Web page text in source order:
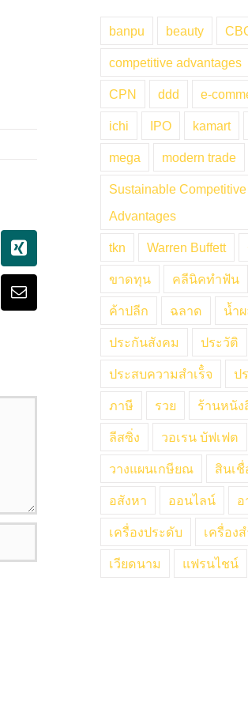
Xing
Email
banpu beauty
competitive advantages
CPN ddd e-
ichi IPO kamart
mega modern trade
Sustainable Competitive
Advantages
tkn Warren Buffett
ขาดทุน คลีนิคทำฟัน
ค้าปลีก ฉลาด น้ำ
ประกันสังคม ประวัติ
ประสบความสำเร็๋จ ป
ภาษี รวย ร้านหนัง
ลีสซิ่ง วอเรน บัฟเฟต
วางแผนเกษียณ สินเชื่
อสังหา ออนไลน์ อ
เครื่องประดับ เครื่อง
เวียดนาม แฟรนไชน์